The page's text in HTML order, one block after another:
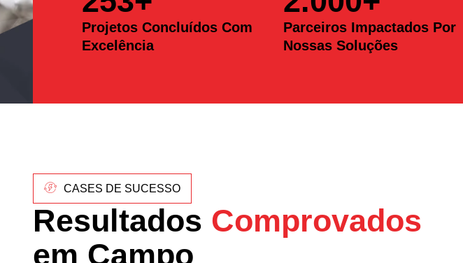
Projetos Concluídos Com
Excelência
Parceiros Impactados Por
Nossas Soluções
CASES DE SUCESSO
Resultados Comprovados
em Campo